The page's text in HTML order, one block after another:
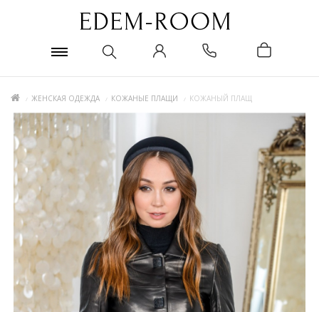
ЖЕНСКАЯ ОДЕЖДА КОЖАНЫЕ ПЛАЩИ КОЖАНЫЙ ПЛАЩ